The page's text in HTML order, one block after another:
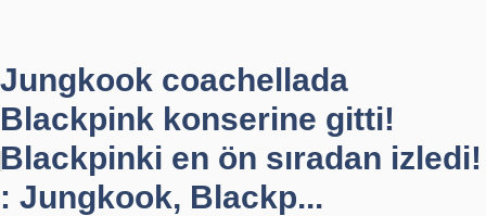
Jungkook coachellada
Blackpink konserine gitti!
Blackpinki en ön sıradan izledi!
: Jungkook, Blackp...